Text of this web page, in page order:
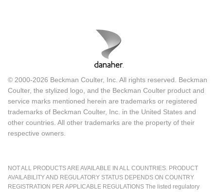
© 2000-2026 Beckman Coulter, Inc. All rights reserved. Beckman
Coulter, the stylized logo, and the Beckman Coulter product and
service marks mentioned herein are trademarks or registered
trademarks of Beckman Coulter, Inc. in the United States and
other countries. All other trademarks are the property of their
respective owners.
NOT ALL PRODUCTS ARE AVAILABLE IN ALL COUNTRIES. PRODUCT
AVAILABILITY AND REGULATORY STATUS DEPENDS ON COUNTRY
REGISTRATION PER APPLICABLE REGULATIONS The listed regulatory